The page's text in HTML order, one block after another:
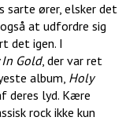
sarte ører, elsker det
at udfordre sig
det igen. I
In Gold, der var ret
album, Holy
deres lyd. Kære
rock ikke kun